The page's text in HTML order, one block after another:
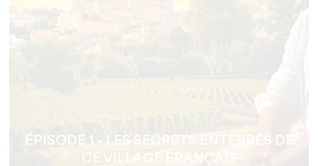
ÉPISODE 1 - LES SECRETS ENTERRÉS DE
CE VILLAGE FRANÇAIS